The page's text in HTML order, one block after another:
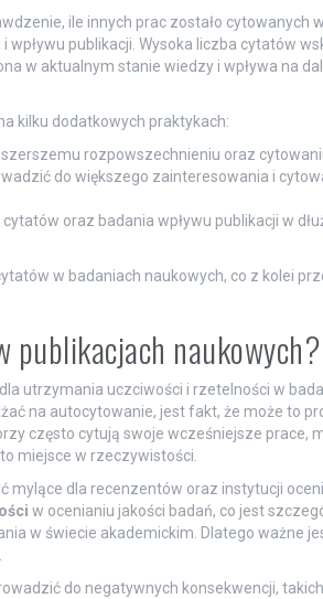
ile innych prac zostało cytowanych
publikacji. Wysoka liczba cytatów
w aktualnym stanie wiedzy i wpływa na
kilku dodatkowych praktykach:
rozpowszechnieniu oraz
do większego zainteresowania i
oraz badania wpływu publikacji w
w badaniach naukowych, co z kolei
publikacjach naukowych?
utrzymania uczciwości i rzetelności w
na autocytowanie, jest fakt, że może to
często cytują swoje wcześniejsze prace,
miejsce w rzeczywistości.
mylące dla recenzentów oraz instytucji
w ocenianiu jakości badań, co jest
w świecie akademickim. Dlatego ważne
do negatywnych konsekwencji,